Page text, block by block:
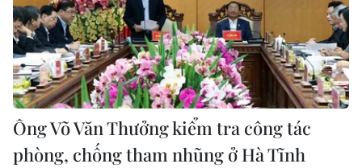
Ông Võ Văn Thưởng kiểm tra công tác
phòng, chống tham nhũng ở Hà Tĩnh